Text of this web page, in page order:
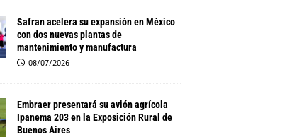
Safran acelera su expansión en México
con dos nuevas plantas de
mantenimiento y manufactura
08/07/2026
Embraer presentará su avión agrícola
Ipanema 203 en la Exposición Rural de
Buenos Aires